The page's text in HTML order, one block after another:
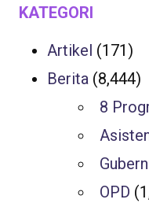
KATEGORI
Artikel (171)
Berita (8,444)
8
OPD